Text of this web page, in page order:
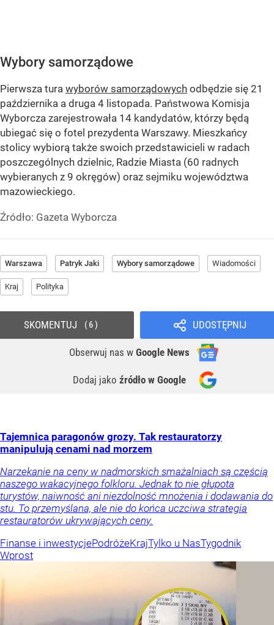
Wybory samorządowe
Pierwsza tura wyborów samorządowych odbędzie się 21
października a druga 4 listopada. Państwowa Komisja
Wyborcza zarejestrowała 14 kandydatów, którzy będą
ubiegać się o fotel prezydenta Warszawy. Mieszkańcy
stolicy wybiorą także swoich przedstawicieli w radach
poszczególnych dzielnic, Radzie Miasta (60 radnych
wybieranych z 9 okręgów) oraz sejmiku województwa
mazowieckiego.
Źródło: Gazeta Wyborcza
Warszawa Patryk Jaki Wybory samorządowe Wiadomości
Kraj Polityka
UDOSTĘPNIJ
Obserwuj nas w Google News
Dodaj jako źródło w Google
SKOMENTUJ 6
Tajemnica paragonów grozy. Tak restauratorzy
manipulują cenami nad morzem
Narzekanie na ceny w nadmorskich smażalniach są częścią
naszego wakacyjnego folkloru. Jednak to nie głupota
turystów, naiwność ani niezdolność mnożenia i dodawania do
stu. To przemyślana, ale nie do końca uczciwa strategia
restauratorów ukrywających ceny.
Finanse i inwestycjePodróżeKrajTylko u NasTygodnik
Wprost